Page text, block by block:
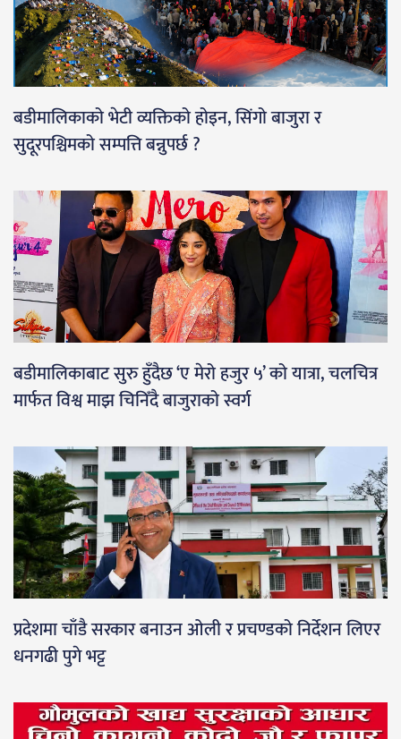
बडीमालिकाको भेटी व्यक्तिको होइन, सिंगो बाजुरा र
सुदूरपश्चिमको सम्पत्ति बन्नुपर्छ ?
बडीमालिकाबाट सुरु हुँदैछ ‘ए मेरो हजुर ५’ को यात्रा, चलचित्र
मार्फत विश्व माझ चिनिँदै बाजुराको स्वर्ग
प्रदेशमा चाँडै सरकार बनाउन ओली र प्रचण्डको निर्देशन लिएर
धनगढी पुगे भट्ट